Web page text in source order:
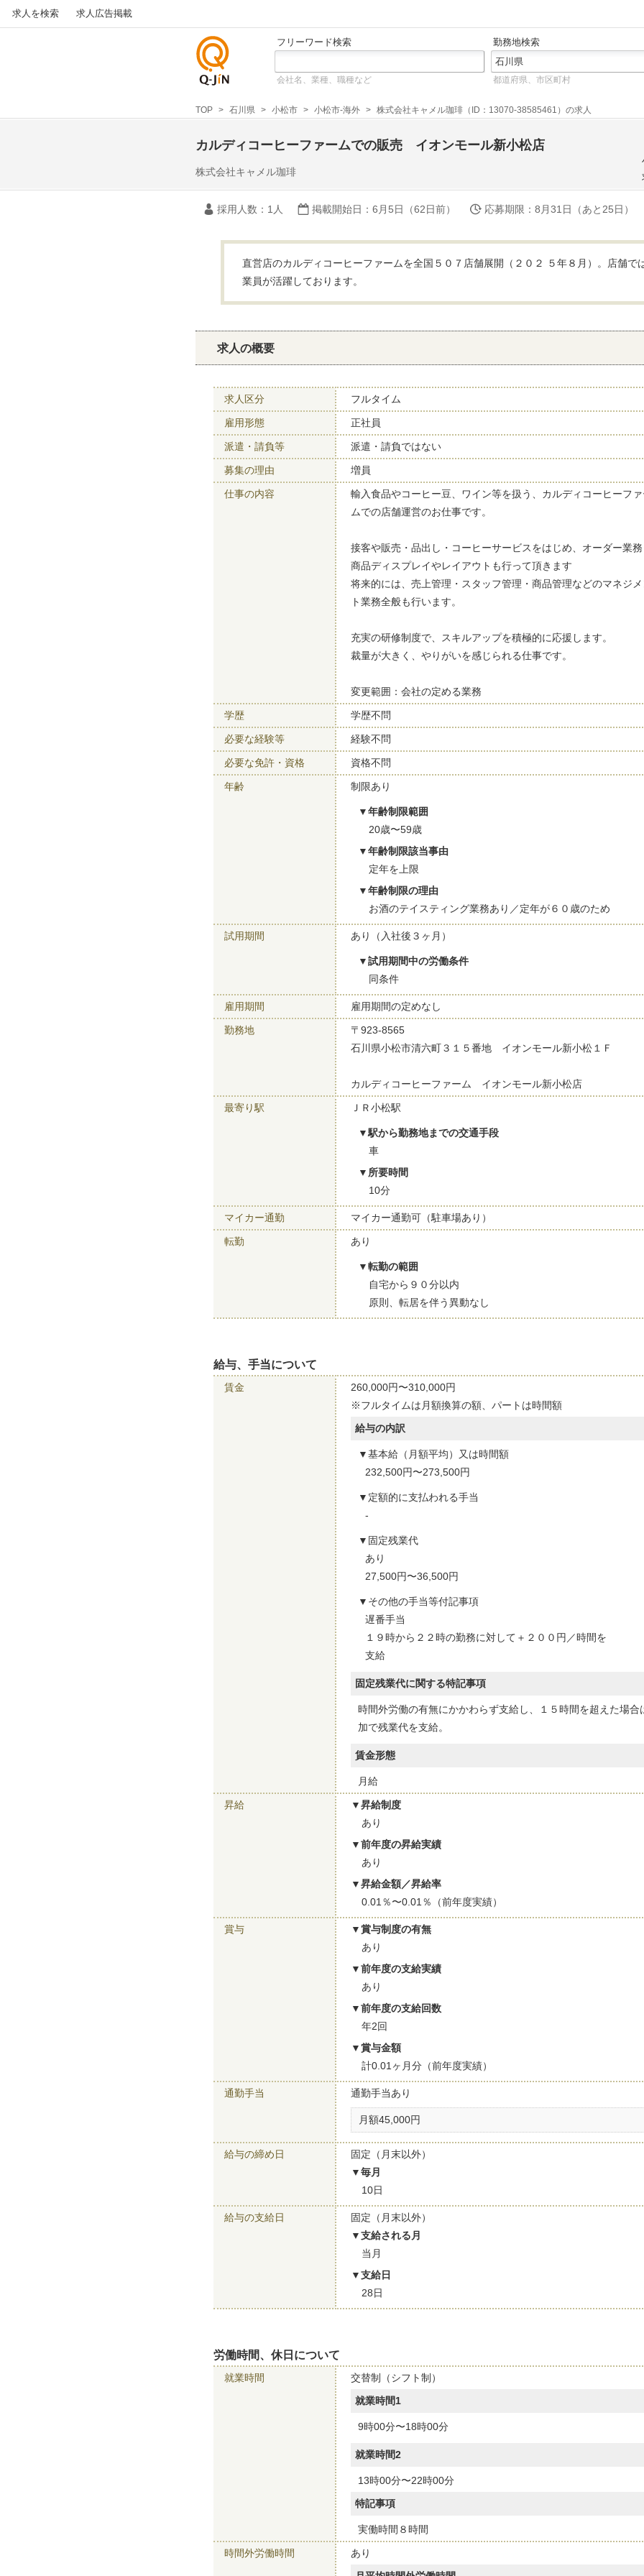
求人を検索 求人広告掲載
しの求
人サイ
フリーワード検索 勤務地検索
会社名、業種、職種など 都道府県、市区町村
TOP 石川県 小松市 小松市-海外 株式会社キャメル珈琲（ID：13070-38585461）の求人
カルディコーヒーファームでの販売 イオンモール新小松店
株式会社キャメル珈琲
採用人数 ：1人 掲載開始日 ：6月5日（62日前） 応募期限 ：8月31日（あと25日）
直営店のカルディコーヒーファームを全国５０７店舗展開（２０２ ５年８月）。店舗で
業員が活躍しております。
求人の概要
求人区分 フルタイム
雇用形態 正社員
派遣・請負等 派遣・請負ではない
募集の理由 増員
仕事の内容
輸入食品やコーヒー豆、ワイン等を扱う、カルディコーヒーフ
ムでの店舗運営のお仕事です。
接客や販売・品出し・コーヒーサービスをはじめ、オーダー業
商品ディスプレイやレイアウトも行って頂きます
将来的には、売上管理・スタッフ管理・商品管理などのマネジ
ト業務全般も行います。
充実の研修制度で、スキルアップを積極的に応援します。
裁量が大きく、やりがいを感じられる仕事です。
変更範囲：会社の定める業務
学歴 学歴不問
必要な経験等 経験不問
必要な免許・資格 資格不問
年齢 制限あり
年齢制限範囲
20歳〜59歳
年齢制限該当事由
定年を上限
年齢制限の理由
お酒のテイスティング業務あり／定年が６０歳のため
試用期間 あり（入社後３ヶ月）
試用期間中の労働条件
同条件
雇用期間 雇用期間の定めなし
勤務地
〒923-8565
石川県小松市清六町３１５番地 イオンモール新小松１Ｆ
カルディコーヒーファーム イオンモール新小松店
最寄り駅 ＪＲ小松駅
駅から勤務地までの交通手段
車
所要時間
10分
マイカー通勤 マイカー通勤可（駐車場あり）
転勤 あり
転勤の範囲
自宅から９０分以内
原則、転居を伴う異動なし
給与、手当について
賃金
260,000円〜310,000円
※フルタイムは月額換算の額、パートは時間額
給与の内訳
基本給（月額平均）又は時間額
232,500円〜273,500円
定額的に支払われる手当
-
固定残業代
あり
27,500円〜36,500円
その他の手当等付記事項
遅番手当
１９時から２２時の勤務に対して＋２００円／時間を
支給
固定残業代に関する特記事項
時間外労働の有無にかかわらず支給し、１５時間を超えた場合
加で残業代を支給。
賃金形態
月給
昇給
昇給制度
あり
前年度の昇給実績
あり
昇給金額／昇給率
0.01％〜0.01％（前年度実績）
賞与
賞与制度の有無
あり
前年度の支給実績
あり
前年度の支給回数
年2回
賞与金額
計0.01ヶ月分（前年度実績）
通勤手当 通勤手当あり
月額45,000円
給与の締め日
固定（月末以外）
毎月
10日
給与の支給日
固定（月末以外）
支給される月
当月
支給日
28日
労働時間、休日について
就業時間
交替制（シフト制）
就業時間1
9時00分〜18時00分
就業時間2
13時00分〜22時00分
特記事項
実働時間８時間
時間外労働時間
あり